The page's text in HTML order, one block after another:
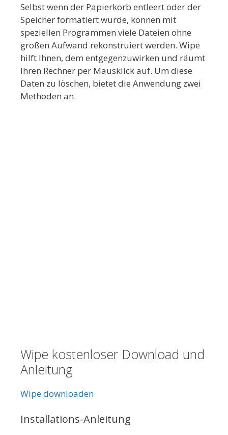
Selbst wenn der Papierkorb entleert oder der
Speicher formatiert wurde, können mit
speziellen Programmen viele Dateien ohne
großen Aufwand rekonstruiert werden. Wipe
hilft Ihnen, dem entgegenzuwirken und räumt
Ihren Rechner per Mausklick auf. Um diese
Daten zu löschen, bietet die Anwendung zwei
Methoden an.
Wipe kostenloser Download und
Anleitung
Wipe downloaden
Installations-Anleitung